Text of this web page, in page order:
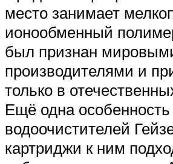
место занимает
ионообменный
был признан
производителями и
только в
Ещё одна особенность
водоочистителей
картриджи к ним